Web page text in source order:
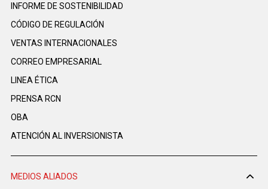
INFORME DE SOSTENIBILIDAD
CÓDIGO DE REGULACIÓN
VENTAS INTERNACIONALES
CORREO EMPRESARIAL
LINEA ÉTICA
PRENSA RCN
OBA
ATENCIÓN AL INVERSIONISTA
MEDIOS ALIADOS